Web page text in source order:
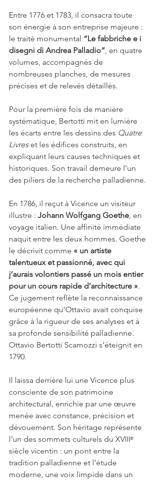
Entre 1776 et 1783, il consacra toute
son énergie à son entreprise majeure :
le traité monumental “Le fabbriche e i
disegni di Andrea Palladio”, en quatre
volumes, accompagnés de
nombreuses planches, de mesures
précises et de relevés détaillés.
Pour la première fois de manière
systématique, Bertotti mit en lumière
les écarts entre les dessins des Quatre
Livres et les édifices construits, en
expliquant leurs causes techniques et
historiques. Son travail demeure l’un
des piliers de la recherche palladienne.
En 1786, il reçut à Vicence un visiteur
illustre : Johann Wolfgang Goethe, en
voyage italien. Une affinité immédiate
naquit entre les deux hommes. Goethe
le décrivit comme « un artiste
talentueux et passionné, avec qui
j’aurais volontiers passé un mois entier
pour un cours rapide d’architecture ».
Ce jugement reflète la reconnaissance
européenne qu’Ottavio avait conquise
grâce à la rigueur de ses analyses et à
sa profonde sensibilité palladienne.
Ottavio Bertotti Scamozzi s’éteignit en
1790.
Il laissa derrière lui une Vicence plus
consciente de son patrimoine
architectural, enrichie par une œuvre
menée avec constance, précision et
dévouement. Son héritage représente
l’un des sommets culturels du XVIIIᵉ
siècle vicentin : un pont entre la
tradition palladienne et l’étude
moderne, une voix limpide dans un